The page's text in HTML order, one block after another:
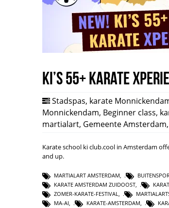
Ki’s 55+ Karate
Stadspas, karate
Monnickendam, Beginner class,
martialart, Gemeente Amsterdam,
Karate school ki club.cool in Amsterdam
and up.
MARTIALART AMSTERDAM,
KARATE AMSTERDAM ZUIDOOST,
ZOMER-KARATE-FESTIVAL,
MA-AI, KARATE-AMSTERDAM,